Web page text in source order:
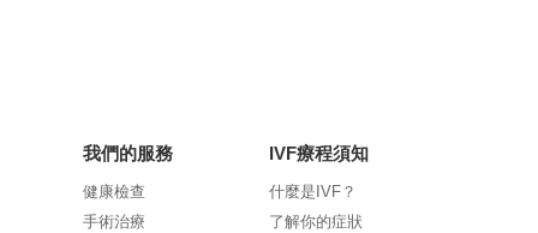
我們的服務
健康檢查
手術治療
IVF療程須知
什麼是IVF？
了解你的症狀